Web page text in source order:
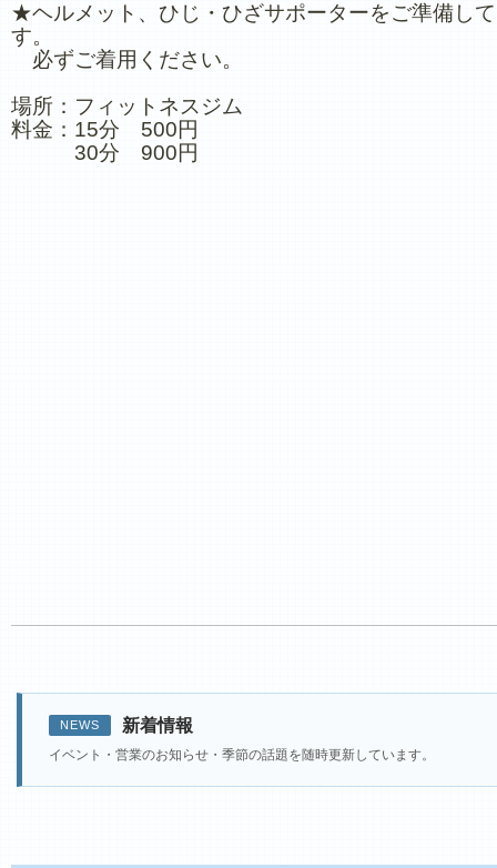
★ヘルメット、ひじ・ひざサポーターをご準備し
す。
必ずご着用ください。
場所：フィットネスジム
料金：15分 500円
30分 900円
NEWS 新着情報
イベント・営業のお知らせ・季節の話題を随時更新しています。